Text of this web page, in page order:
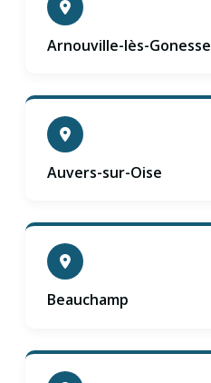
Arnouville-lès-Gonesse
Auvers-sur-Oise
Beauchamp